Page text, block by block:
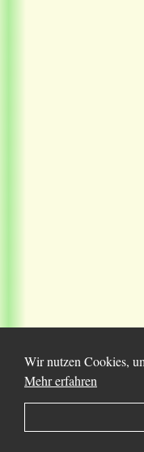
Wir nutzen Cookies,
Mehr erfahren